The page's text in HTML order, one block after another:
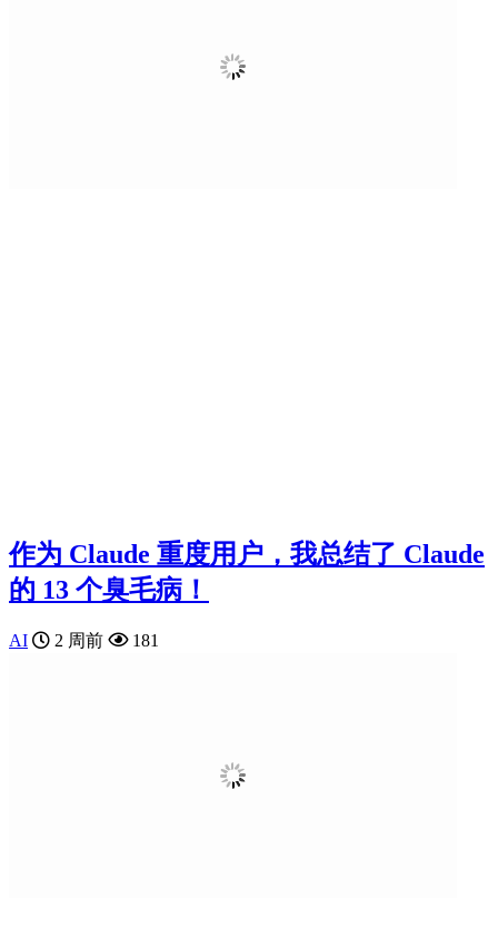
作为 Claude 重度用户，我总结了 Claude
的 13 个臭毛病！
AI 2 周前 181